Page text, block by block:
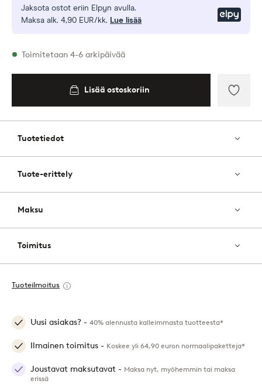
Jaksota ostot eriin Elpyn avulla.
Maksa alk. 4,90 EUR/kk. Lue lisää
Varastossa
Toimitetaan 4-6 arkipäivää
Lisää ostoskoriin
Tuotetiedot
Tuote-erittely
Maksu
Toimitus
Tuoteilmoitus
Uusi asiakas? - 40% alennusta kalleimmasta tuotteesta*
Ilmainen toimitus - Koskee yli 64,90 euron normaalipaketteja*
Joustavat maksutavat - Maksa nyt, myöhemmin tai maksa
erissä